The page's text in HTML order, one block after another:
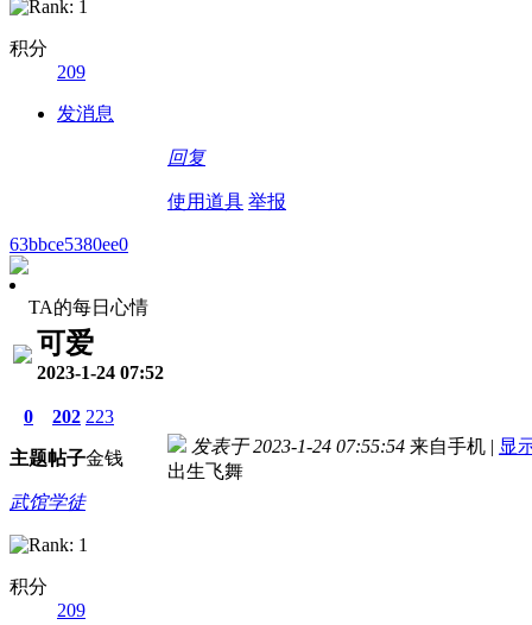
积分
209
发消息
回复
使用道具 举报
63bbce5380ee0
TA的每日心情
可爱
2023-1-24 07:52
0
主题
202
帖子
223
金钱
武馆学徒
积分
209
发表于 2023-1-24 07:55:54 来自手机 | 显
出生飞舞